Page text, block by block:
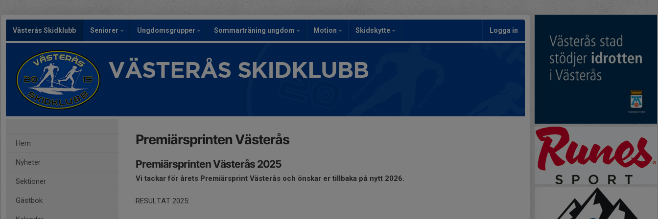
Västerås Skidklubb Seniorer Ungdomsgrupper Sommarträning ungdom Motion Skidskytte Logga in
VÄSTERÅS SKIDKLUBB
Hem
Nyheter
Sektioner
Gästbok
Premiärsprinten Västerås
Premiärsprinten Västerås 2025
Vi tackar för årets Premiärsprint Västerås och önskar er tillbaka på nytt 2026.
RESULTAT 2025: